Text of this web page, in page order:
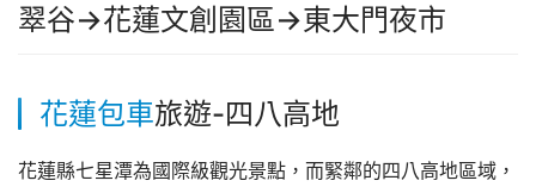
翠谷→花蓮文創園區→東大門夜市
花蓮包車旅遊-四八高地
花蓮縣七星潭為國際級觀光景點，而緊鄰的四八高地區域，